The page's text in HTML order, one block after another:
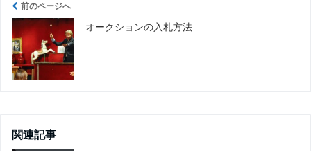
前のページへ
オークションの入札方法
関連記事